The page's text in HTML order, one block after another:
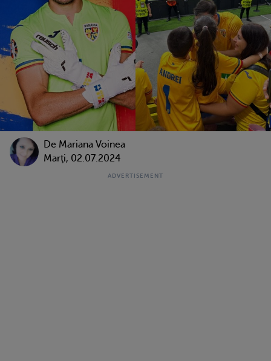
De Mariana Voinea
Marţi, 02.07.2024